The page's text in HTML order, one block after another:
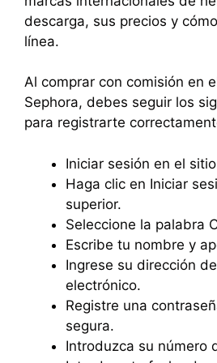
descarga, sus precios y
línea.
Al comprar con comisión en
Sephora, debes seguir los
para registrarte
Iniciar sesión en el
Haga clic en Iniciar
superior.
Seleccione la palabra
Escribe tu nombre y
Ingrese su dirección
electrónico.
Registre una
segura.
Introduzca su número